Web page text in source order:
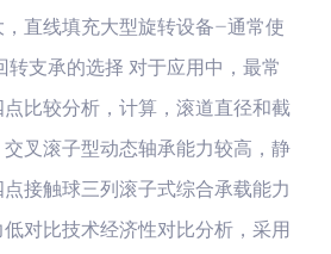
直线填充大型旋转设备–通常使
转支承的选择 对于应用中，最常
比较分析，计算，滚道直径和截
叉滚子型动态轴承能力较高，静
接触球三列滚子式综合承载能力
对比技术经济性对比分析，采用